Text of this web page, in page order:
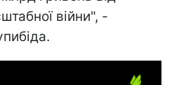
війни", -